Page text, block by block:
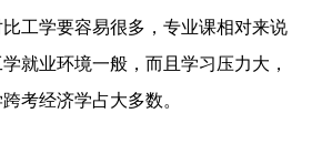
工学要容易很多，专业课相对来说
就业环境一般，而且学习压力大，
考经济学占大多数。